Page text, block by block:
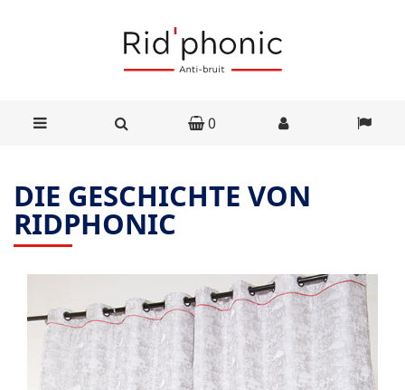
0
DIE GESCHICHTE VON
RIDPHONIC